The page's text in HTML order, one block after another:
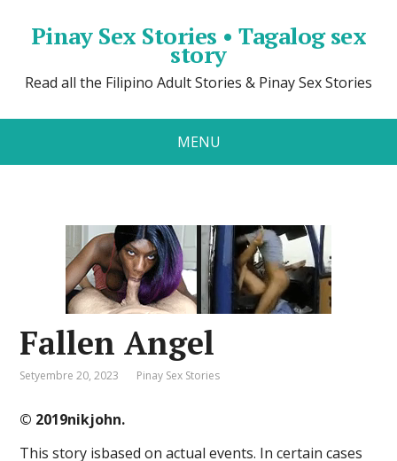
Pinay Sex Stories • Tagalog sex
story
Read all the Filipino Adult Stories & Pinay Sex Stories
MENU
Fallen Angel
Setyembre 20, 2023 Pinay Sex Stories
© 2019nikjohn.
This story isbased on actual events. In certain cases